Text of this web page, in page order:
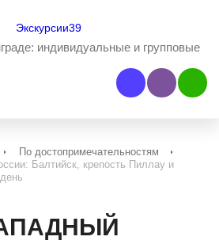
индивидуальные и групповые
Наш ViberНаш
По достопримечательностям
Балтийск, крепость Пиллау и